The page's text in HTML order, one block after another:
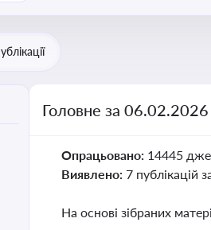
Головне за 06.02.2026
Опрацьовано: 14445
Виявлено: 7 публікацій
На основі зібраних